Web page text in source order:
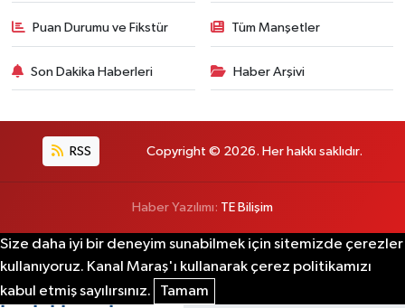
Puan Durumu ve Fikstür Tüm Manşetler
Son Dakika Haberleri Haber Arşivi
RSS Copyright © 2026. Her hakkı saklıdır.
Haber Yazılımı: TE Bilişim
Size daha iyi bir deneyim sunabilmek için sitemizde çerezler
kullanıyoruz. Kanal Maraş'ı kullanarak çerez politikamızı
kabul etmiş sayılırsınız.
Tamam